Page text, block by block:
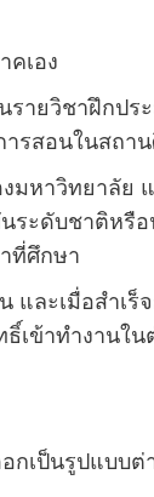
คเอง
รายวิชาฝึกป
รสอนในสถา
มหาวิทยาลัย
ระดับชาติหรื
ที่ศึกษา
และเมื่อสำเ
เข้าทำงานใ
กเป็นรูปแบบ